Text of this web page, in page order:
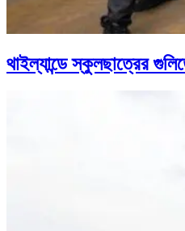
থাইল্যান্ডে স্কুলছাত্রের